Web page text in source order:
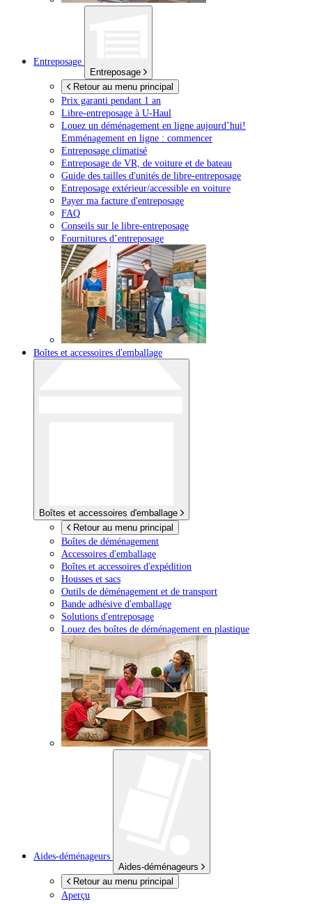
Entreposage
Entreposage
Retour au menu principal
Prix garanti pendant 1 an
Libre-entreposage à U-Haul
Louez un déménagement en ligne aujourd’hui!
Emménagement en ligne : commencer
Entreposage climatisé
Entreposage de VR, de voiture et de bateau
Guide des tailles d'unités de libre-entreposage
Entreposage extérieur/accessible en voiture
Payer ma facture d'entreposage
FAQ
Conseils sur le libre-entreposage
Fournitures d’entreposage
Boîtes et accessoires d'emballage
Boîtes et accessoires d'emballage
Retour au menu principal
Boîtes de déménagement
Accessoires d'emballage
Boîtes et accessoires d'expédition
Housses et sacs
Outils de déménagement et de transport
Bande adhésive d'emballage
Solutions d'entreposage
Louez des boîtes de déménagement en plastique
Aides-déménageurs
Aides-déménageurs
Retour au menu principal
Aperçu